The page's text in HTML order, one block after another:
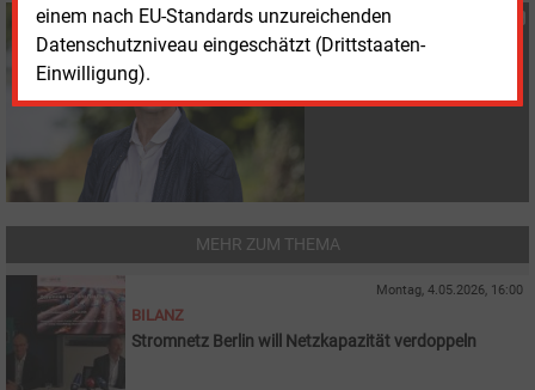
einem nach EU-Standards unzureichenden
Datenschutzniveau eingeschätzt (Drittstaaten-
Einwilligung).
Susanne Harmsen
+49 (0) 151 28207503
und-management.de
MEHR ZUM THEMA
Montag, 4.05.2026, 16:00
BILANZ
Stromnetz Berlin will Netzkapazität verdoppeln